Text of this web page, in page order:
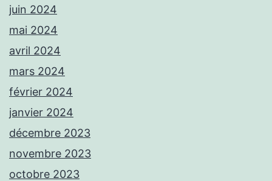
juin 2024
mai 2024
avril 2024
mars 2024
février 2024
janvier 2024
décembre 2023
novembre 2023
octobre 2023